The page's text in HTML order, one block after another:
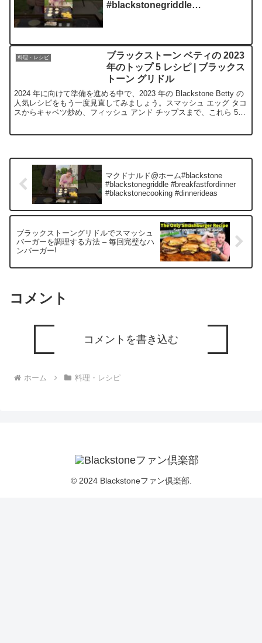
#blackstonegriddle
料理・レシピ
ブラックストーン ベティの 2023
年のトップ 5 レシピ | ブラックス
トーン グリドル
2024 年に向けて準備を進める中で、2023 年の Blackstone Betty の
人気レシピをもう一度見直してみましょう。スマッシュ エッグ タコ
スからキャベツ炒め、フィッシュ アンド チップスまで、これら 5
マクドナルド@ホーム#blackstone
#blackstonegriddle #breakfastfordinner
#blackstonecooking #dinnerideas
ブラックストーングリドルでスマッシュ
バーガーを調理する方法 – 毎回完璧なハ
ンバーガー!
コメント
コメントを書き込む
ホーム 料理・レシピ
© 2024 Blackstoneファン倶楽部.